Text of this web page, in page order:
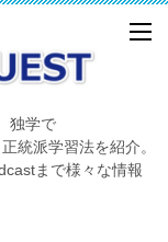
独学で
統派学習法を紹介。
まで様々な情報